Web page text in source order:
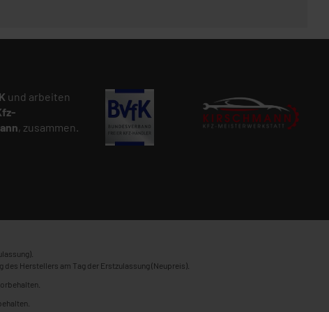
und arbeiten
, zusammen.
Herstellers am Tag der Erstzulassung (Neupreis).